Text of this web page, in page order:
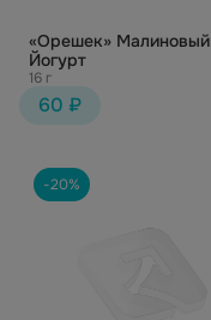
«Орешек» Малиновый
Йогурт
16 г
60 ₽
-20%